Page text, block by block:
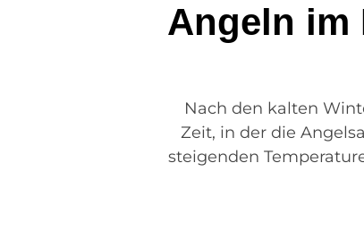
Angeln im
Nach den kalten
Zeit, in der die
steigenden